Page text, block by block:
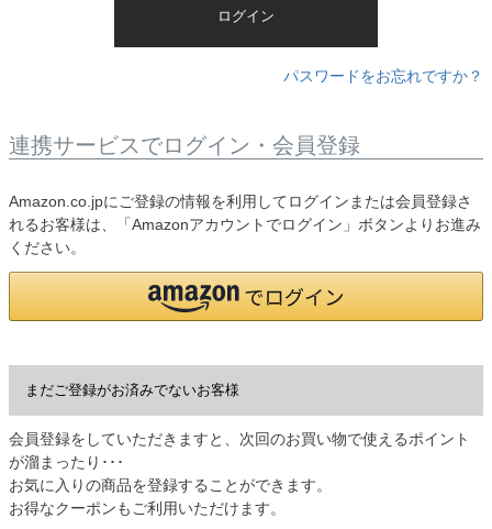
ログイン
パスワードをお忘れですか？
連携サービスでログイン・会員登録
Amazon.co.jpにご登録の情報を利用してログインまたは会員登録さ
れるお客様は、「Amazonアカウントでログイン」ボタンよりお進み
ください。
まだご登録がお済みでないお客様
会員登録をしていただきますと、次回のお買い物で使えるポイント
が溜まったり･･･
お気に入りの商品を登録することができます。
お得なクーポンもご利用いただけます。